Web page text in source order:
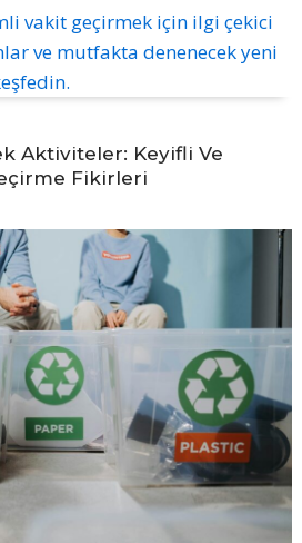
Aktiviteler: Keyifli Ve
Fikirleri